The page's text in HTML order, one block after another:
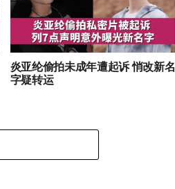
炎亚纶偷拍未成年遭起诉 悄改新名
字疑转运